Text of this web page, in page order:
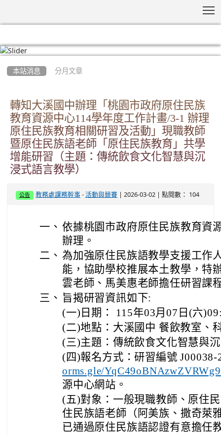
本站消息 分月文章
轉知大溪國中辦理「桃園市政府原住民族
教育資源中心114學年度工作計畫/3-1 辦理
原住民族教育相關研習及活動」現職教師
暨原住民族語老師「原住民族教育」共學
增能研習（主題：傳統飲食文化智慧與沉
浸式語言教學）
公告 教務處課務幹事 -活動與競賽 | 2026-03-02 | 點閱數： 104
一、 依據桃園市政府原住民族教育資
辦理。
二、 為加強原住民族語教學支援工作
能，協助學校推展本土教學，特
雲老師、馬美惠老師擔任研習課
三、 旨揭研習資訊如下:
(一)日期： 115年03月07日(六
(二)地點：大溪國中 餐飲教室、
(三)主題：傳統飲食文化智慧與
(四)報名方式：研習編號
orms.gle/YqC49oBNAzwZVRWg9
源中心網站。
(五)對象：一般現職教師、原住
住民族語老師（阿美族、撒奇萊
已通過原住民族語認證有意擔任